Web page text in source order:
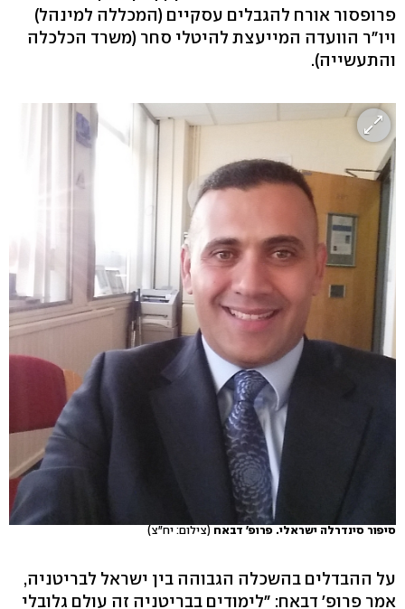
פרופסור אורח להגבלים עסקיים (המכללה למינהל)
ויו"ר הוועדה המייעצת להיטלי סחר (משרד הכלכלה
והתעשייה).
סיפור סינדרלה ישראלי. פרופ' דבאח (צילום: יח"צ)
על ההבדלים בהשכלה הגבוהה בין ישראל לבריטניה,
אמר פרופ' דבאח: "לימודים בבריטניה זה עולם גלובלי